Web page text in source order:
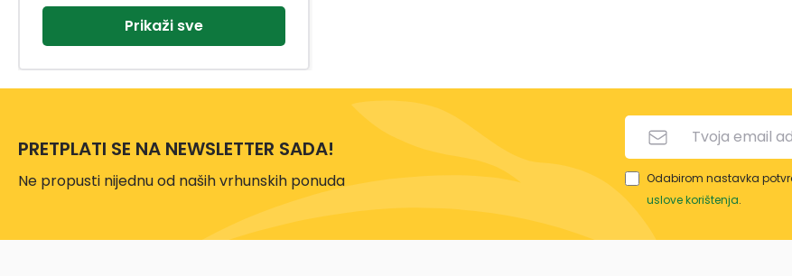
(85)
SGS
(2)
SILVA HOMELINE
(40)
SKG
SOEHNLE
(2)
Prikaži sve
PRETPLATI SE NA NEWSLETTER SADA!
Ne propusti nijednu od naših vrhunskih ponuda Odabirom nastavka
uslove korištenja.